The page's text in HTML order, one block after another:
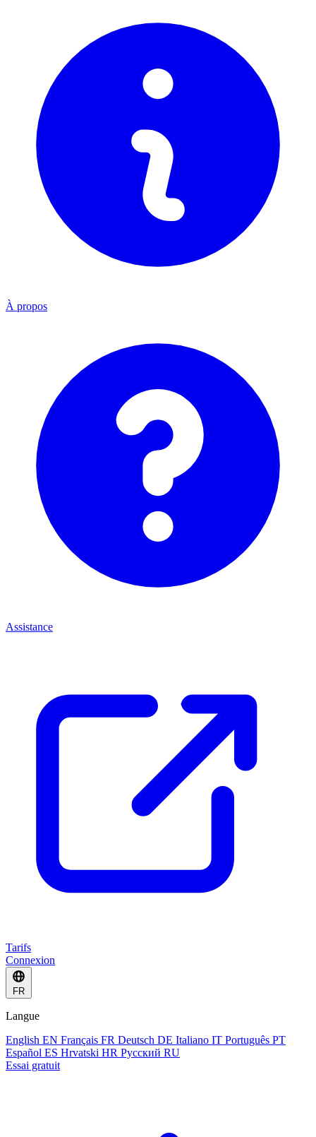
À propos
Assistance
Tarifs
Connexion
FR
Langue
English EN Français FR Deutsch DE Italiano IT Português PT
Español ES Hrvatski HR Русский RU
Essai gratuit